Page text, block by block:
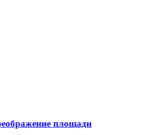
площади